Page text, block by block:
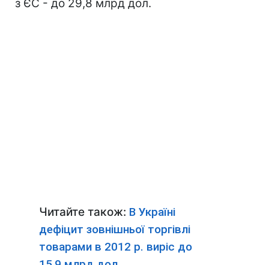
з ЄС - до 29,8 млрд дол.
Читайте також: В Україні
дефіцит зовнішньої торгівлі
товарами в 2012 р. виріс до